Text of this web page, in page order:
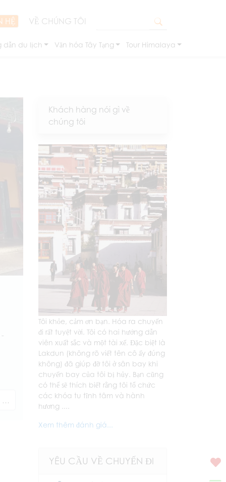
HỆ VỀ CHÚNG TÔI
dẫn du lịch Văn hóa Tây Tạng Tour Himalaya
Khách hàng nói gì về
chúng tôi
Tôi khỏe, cảm ơn bạn. Hóa ra chuyến
đi rất tuyệt vời. Tôi có hai hướng dẫn
viên xuất sắc và một tài xế. Đặc biệt là
Lakdun (không rõ viết tên cô ấy đúng
không) đã giúp đỡ tôi ở sân bay khi
chuyến bay của tôi bị hủy. Bạn cũng
có thể sẽ thích biết rằng tôi tổ chức
các khóa tu tĩnh tâm và hành
hương ....
Xem thêm đánh giá...
YÊU CẦU VỀ CHUYẾN ĐI